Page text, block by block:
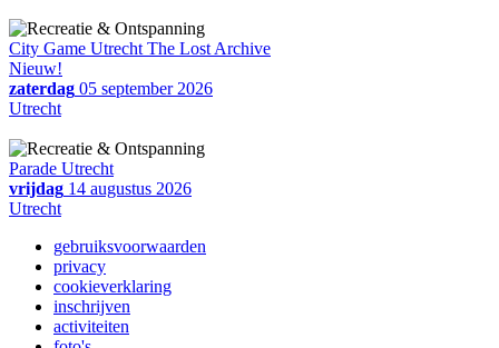
City Game Utrecht The Lost Archive
Nieuw!
zaterdag 05 september 2026
Utrecht
Parade Utrecht
vrijdag 14 augustus 2026
Utrecht
gebruiksvoorwaarden
privacy
cookieverklaring
inschrijven
activiteiten